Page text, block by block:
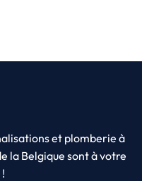
et plomberie à
la Belgique sont à votre